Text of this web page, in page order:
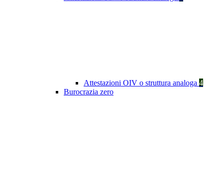
Attestazioni OIV o struttura analoga 4
Burocrazia zero